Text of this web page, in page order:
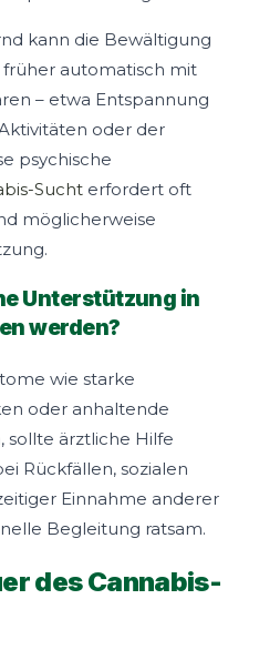
kann die Bewältigung
früher automatisch mit
– etwa Entspannung
oder der
psychische
Sucht erfordert oft
möglicherweise
Unterstützung in
werden?
wie starke
oder anhaltende
sollte ärztliche Hilfe
Rückfällen, sozialen
Einnahme anderer
Begleitung ratsam.
des Cannabis-